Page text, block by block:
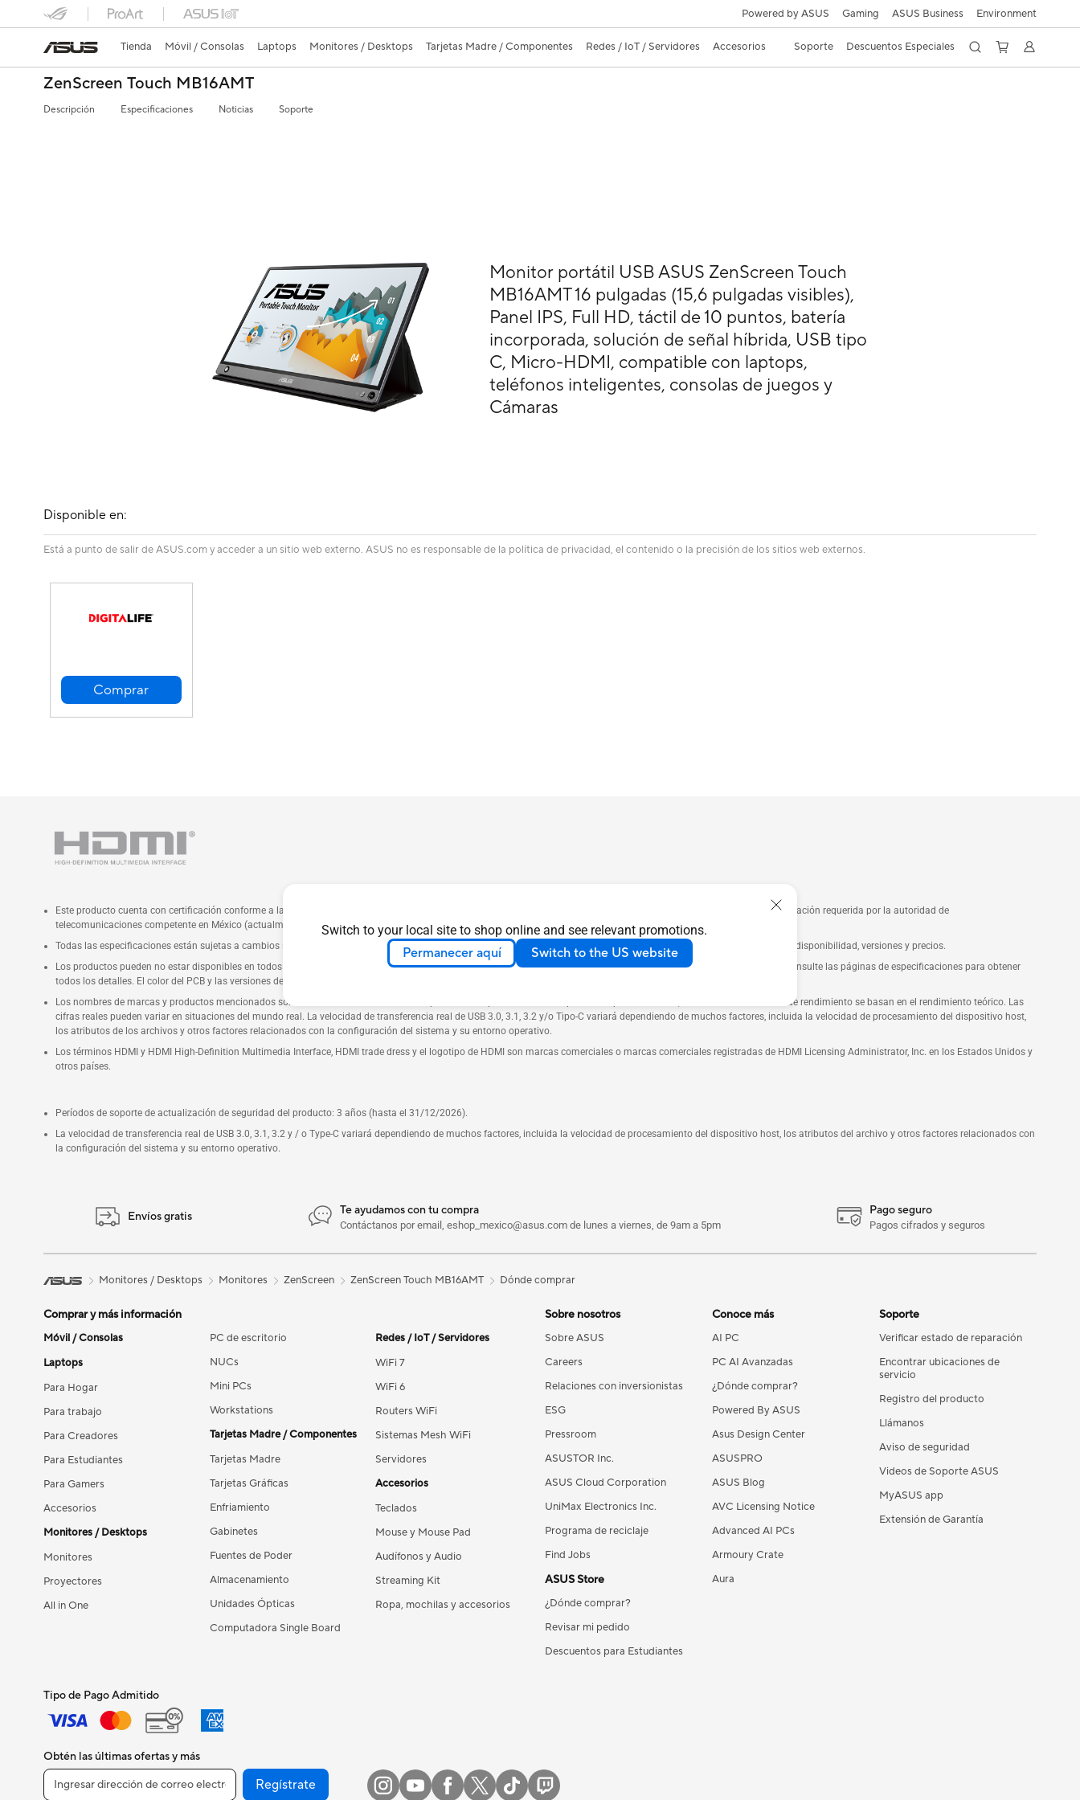
Switch to your local site to shop online and see relevant promotions.
Permanecer aquí Switch to the US website
Powered by ASUS Gaming ASUS Business Environment
Tienda Móvil / Consolas Laptops Monitores / Desktops Tarjetas Madre / Componentes Redes / IoT / Servidores Accesorios Soporte Descuentos Especiales
ZenScreen Touch MB16AMT
Descripción Especificaciones Noticias Soporte
Monitor portátil USB ASUS ZenScreen Touch
MB16AMT 16 pulgadas (15,6 pulgadas visibles),
Panel IPS, Full HD, táctil de 10 puntos, batería
incorporada, solución de señal híbrida, USB tipo
C, Micro-HDMI, compatible con laptops,
teléfonos inteligentes, consolas de juegos y
Cámaras
Disponible en:
Está a punto de salir de ASUS.com y acceder a un sitio web externo. ASUS no es responsable de la política de privacidad, el contenido o la precisión de los sitios web externos.
Comprar
Este producto cuenta con certificación conforme a las Normas Oficiales Mexicanas (NOM), emitida por un organismo de certificación acreditado (NYCE), y con la homologación requerida por la autoridad de
telecomunicaciones competente en México (actualmente el Instituto Federal de Telecomunicaciones – IFT, o la entidad que en el futuro lo sustituya).
Todas las especificaciones están sujetas a cambios sin previo aviso. Por favor, consulte con su proveedor o distribuidor autorizado para obtener información exacta sobre disponibilidad, versiones y precios.
Los productos pueden no estar disponibles en todos los mercados. Las especificaciones y características varían según el modelo, y todas las imágenes son ilustrativas. Consulte las páginas de especificaciones para obtener
todos los detalles. El color del PCB y las versiones de software incluidas están sujetos a cambios sin previo aviso.
Los nombres de marcas y productos mencionados son marcas comerciales de sus respectivas compañías. A menos que se indique lo contrario, todas las declaraciones de rendimiento se basan en el rendimiento teórico. Las
cifras reales pueden variar en situaciones del mundo real. La velocidad de transferencia real de USB 3.0, 3.1, 3.2 y/o Tipo-C variará dependiendo de muchos factores, incluida la velocidad de procesamiento del dispositivo host,
los atributos de los archivos y otros factores relacionados con la configuración del sistema y su entorno operativo.
Los términos HDMI y HDMI High-Definition Multimedia Interface, HDMI trade dress y el logotipo de HDMI son marcas comerciales o marcas comerciales registradas de HDMI Licensing Administrator, Inc. en los Estados Unidos y
otros países.
Períodos de soporte de actualización de seguridad del producto: 3 años (hasta el 31/12/2026).
La velocidad de transferencia real de USB 3.0, 3.1, 3.2 y / o Type-C variará dependiendo de muchos factores, incluida la velocidad de procesamiento del dispositivo host, los atributos del archivo y otros factores relacionados con
la configuración del sistema y su entorno operativo.
Envíos gratis Te ayudamos con tu compra
Contáctanos por email, eshop_mexico@asus.com de lunes a viernes, de 9am a 5pm
Pago seguro
Pagos cifrados y seguros
Monitores / Desktops Monitores ZenScreen ZenScreen Touch MB16AMT Dónde comprar
Comprar y más información
Móvil / Consolas
Laptops
Para Hogar
Para trabajo
Para Creadores
Para Estudiantes
Para Gamers
Accesorios
Monitores / Desktops
Monitores
Proyectores
All in One
PC de escritorio
NUCs
Mini PCs
Workstations
Tarjetas Madre / Componentes
Tarjetas Madre
Tarjetas Gráficas
Enfriamiento
Gabinetes
Fuentes de Poder
Almacenamiento
Unidades Ópticas
Computadora Single Board
Redes / IoT / Servidores
WiFi 7
WiFi 6
Routers WiFi
Sistemas Mesh WiFi
Servidores
Accesorios
Teclados
Mouse y Mouse Pad
Audífonos y Audio
Streaming Kit
Ropa, mochilas y accesorios
Sobre nosotros
Sobre ASUS
Careers
Relaciones con inversionistas
ESG
Pressroom
ASUSTOR Inc.
ASUS Cloud Corporation
UniMax Electronics Inc.
Programa de reciclaje
Find Jobs
ASUS Store
¿Dónde comprar?
Revisar mi pedido
Descuentos para Estudiantes
Conoce más
AI PC
PC AI Avanzadas
¿Dónde comprar?
Powered By ASUS
Asus Design Center
ASUSPRO
ASUS Blog
AVC Licensing Notice
Advanced AI PCs
Armoury Crate
Aura
Soporte
Verificar estado de reparación
Encontrar ubicaciones de
servicio
Registro del producto
Llámanos
Aviso de seguridad
Videos de Soporte ASUS
MyASUS app
Extensión de Garantía
Tipo de Pago Admitido
Obtén las últimas ofertas y más
Regístrate